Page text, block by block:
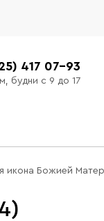
417 07-93
будни с 9 до 17
икона Божией